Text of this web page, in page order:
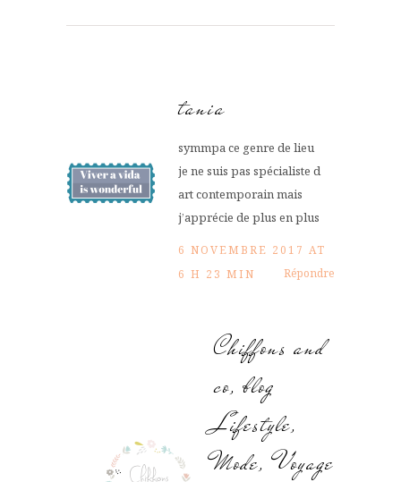
tania
symmpa ce genre de lieu
je ne suis pas spécialiste d
art contemporain mais
j’apprécie de plus en plus
6 NOVEMBRE 2017 AT
6 H 23 MIN
Répondre
Chiffons and
co, blog
Lifestyle,
Mode, Voyage